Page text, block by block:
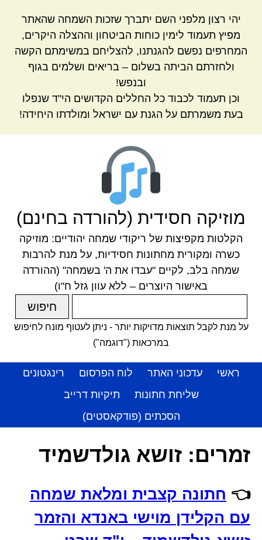
יהי רצון מלפני השם יתברך שזכות השמחה שהאתר
מפיץ תעמוד לימין כוחות הביטחון וההצלה היקרים,
המחרפים נפשם להגנתנו, להצליחם במשימתם הקשה
ולחזרתם הביתה בשלום – בריאים ושלמים בגוף
ובנפש!
וכן תעמוד לכבוד כל החללים הקדושים הי"ד שנפלו
בעת משמרתם על הגנת עם ישראל ומולדתו היחידה!
מוזיקה חסידית (להורדה בחינם)
הקלטות מקפיצות של ריקודי שמחה יהודיים: מוזיקה
כשרה ומקורית מחתונות חסידיות, על מנת להרבות
שמחה בלב, לקיים "עבדו את ה' בשמחה" (ההורדה
באישור היוצרים – ללא עוון גזל ח"ו)
על מנת לקבל תוצאות מדויקות יותר - ניתן לעטוף מונח לחיפוש
במרכאות ("דוגמה")
ראשי עדכוני האתר לוח הפרסום
רינגטונים
שליחת חתונות
תיקיות דרייב
הסכתים (פודקאסטים)
זמרים: זושא גולדשמיד
👈 חתונה קצבית ומלאת שמחה
עם הקלידן מוישי באנדא והזמר